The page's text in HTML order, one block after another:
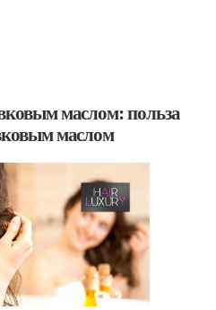
маслом: польза
маслом